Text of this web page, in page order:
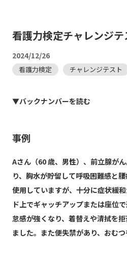
看護力検定チャレンジ
2024/12/26
看護力検定 チャレンジテスト
▼バックナンバーを読む
事例
Aさん（60 歳、男性）、前立腺が
り、胸水が貯留して呼吸困難感と
使用していますが、十分に症状緩
ド上でギャッチアップまたは座位
怠感が強くなり、着替えや清拭を
ました。また便失禁があり、おむつ